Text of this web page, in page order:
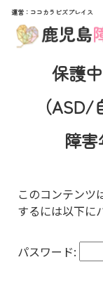
運営：ココカラビズプレイス
保護
（
障
このコンテンツ
するには以下に
パスワード: